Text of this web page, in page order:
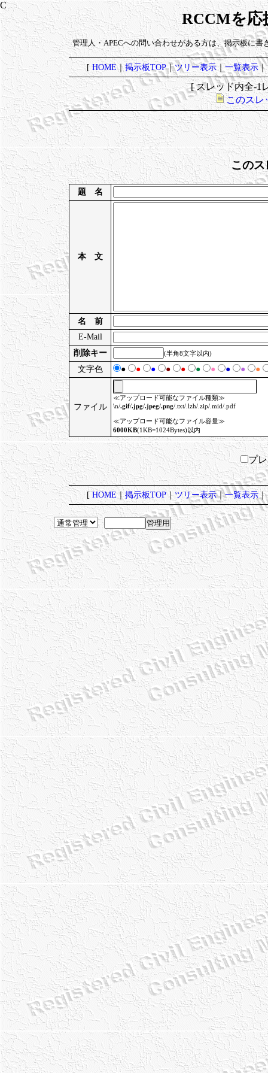
RCCMを応
管理人・APECへの問い合わせがある方は、掲示板に書
[HOME｜掲示板TOP｜ツリー表示｜一覧表示｜
[ スレッド内全-
このスレ
この
題 名
本 文
名 前
E-Mail
削除キー
(半角8文字以内)
文字色 ● ● ● ● ● ● ● ● ● ●
ファイル
≪アップロード可能なファイル種類≫
\n/.gif/.jpg/.jpeg/.png/.txt/.lzh/.zip/.mid/.pdf
≪アップロード可能なファイル容量≫
6000KB(1KB=1024Bytes)以内
プ
[HOME｜掲示板TOP｜ツリー表示｜一覧表示｜